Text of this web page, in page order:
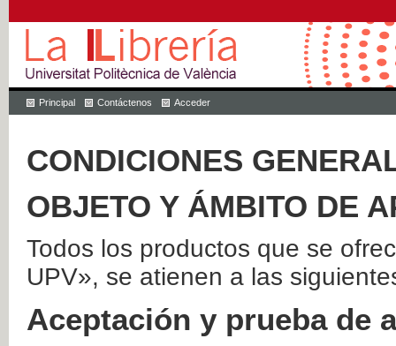
Principal Contáctenos Acceder
CONDICIONES
OBJETO Y ÁMBITO DE
Todos los productos que se
UPV», se atienen a las
Aceptación y prueba de